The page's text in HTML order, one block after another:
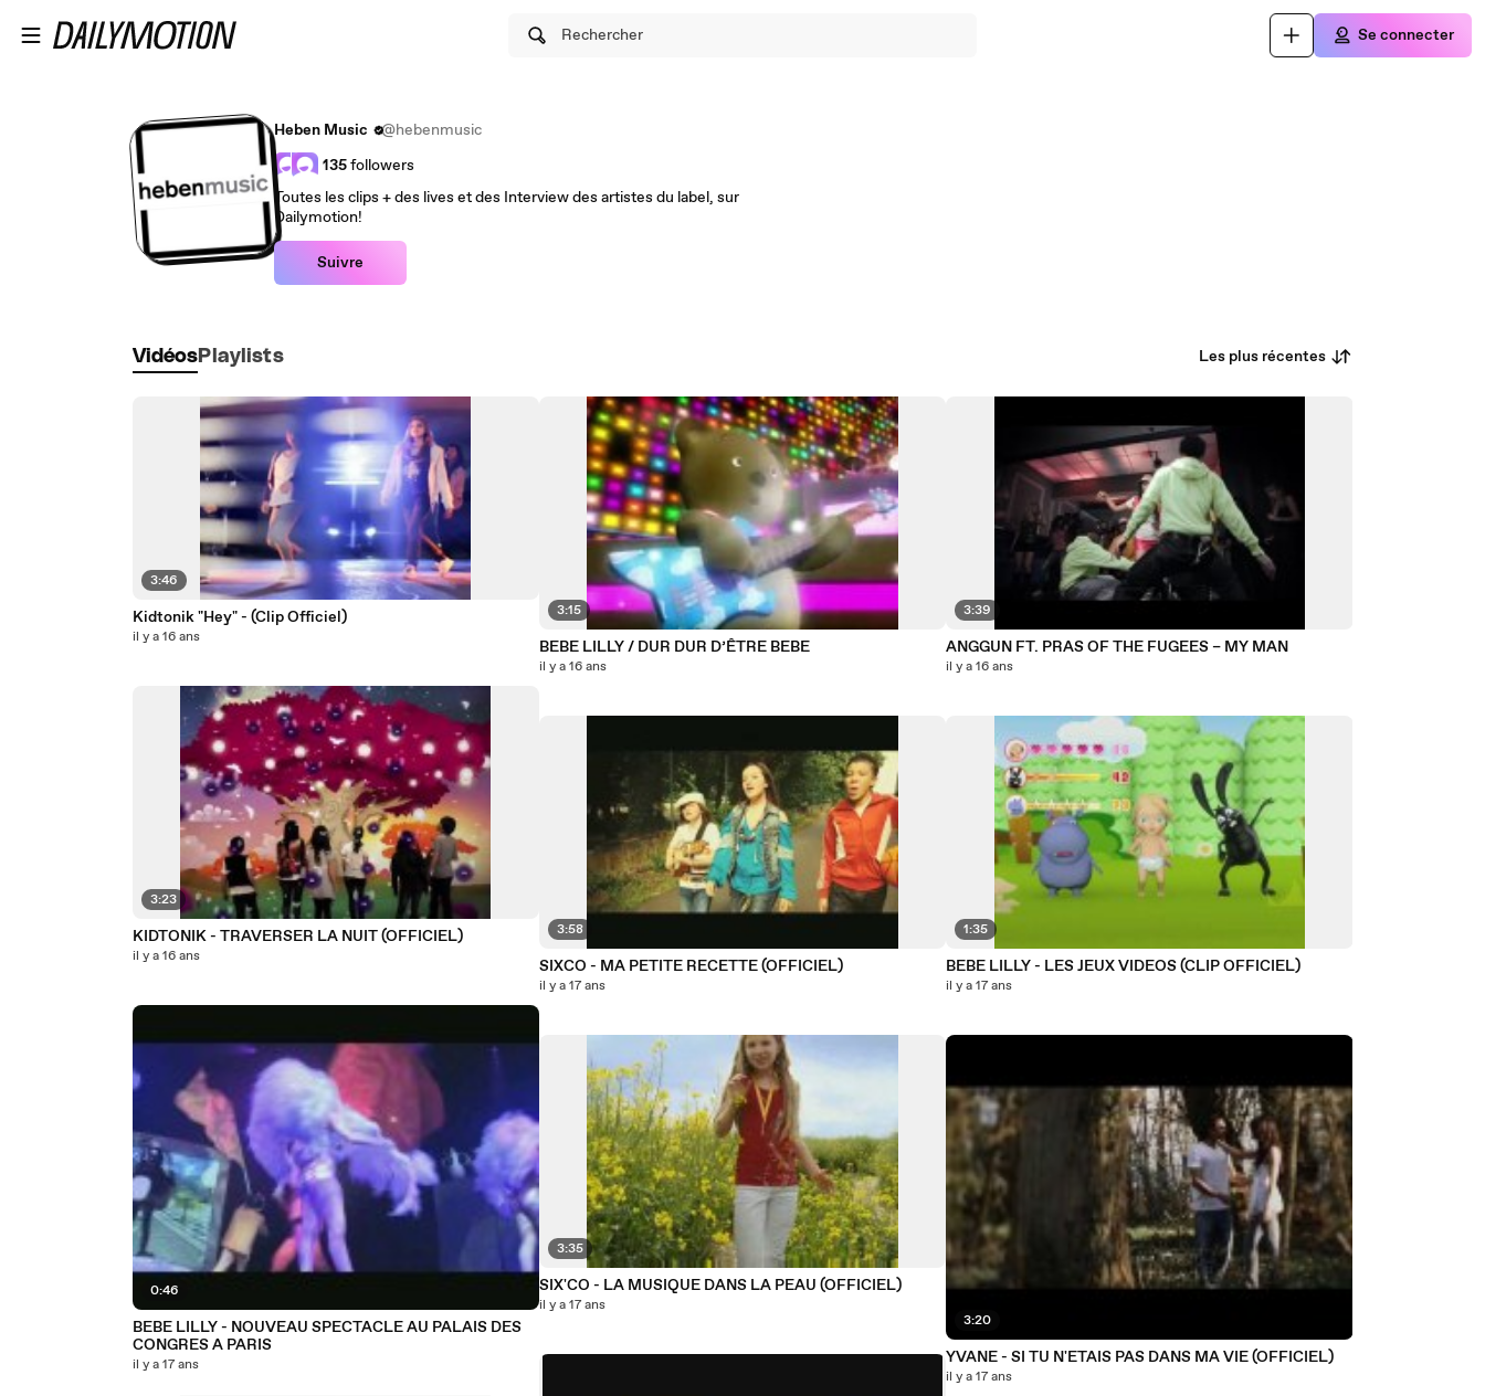
Rechercher Se connecter
Heben Music
@hebenmusic
135followers
Toutes les clips + des lives et des Interview des artistes du label, sur
Dailymotion!
Suivre
Vidéos Playlists Les plus récentes
3:46
Kidtonik "Hey" - (Clip Officiel)
il y a 16 ans
3:23
KIDTONIK - TRAVERSER LA NUIT (OFFICIEL)
il y a 16 ans
0:46
BEBE LILLY - NOUVEAU SPECTACLE AU PALAIS DES
CONGRES A PARIS
il y a 17 ans
3:15
BEBE LILLY / DUR DUR D’ÊTRE BEBE
il y a 16 ans
3:58
SIXCO - MA PETITE RECETTE (OFFICIEL)
il y a 17 ans
3:35
SIX'CO - LA MUSIQUE DANS LA PEAU (OFFICIEL)
il y a 17 ans
3:39
ANGGUN FT. PRAS OF THE FUGEES – MY MAN
il y a 16 ans
1:35
BEBE LILLY - LES JEUX VIDEOS (CLIP OFFICIEL)
il y a 17 ans
3:20
YVANE - SI TU N'ETAIS PAS DANS MA VIE (OFFICIEL)
il y a 17 ans